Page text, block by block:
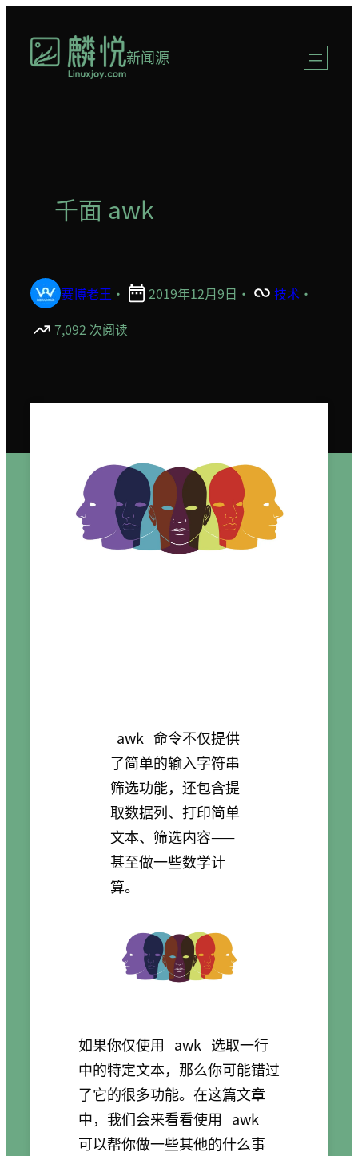
新闻源
千面 awk
赛博老王 · 2019年12月9日 · 技术 ·
7,092 次阅读
awk 命令不仅提供
了简单的输入字符串
筛选功能，还包含提
取数据列、打印简单
文本、筛选内容——
甚至做一些数学计
算。
如果你仅使用 awk 选取一行
中的特定文本，那么你可能错过
了它的很多功能。在这篇文章
中，我们会来看看使用 awk
可以帮你做一些其他的什么事